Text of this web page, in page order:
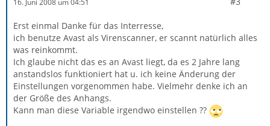
Erst einmal Danke für das Interresse,
ich benutze Avast als Virenscanner, er scannt natürlich alles
was reinkommt.
Ich glaube nicht das es an Avast liegt, da es 2 Jahre lang
anstandslos funktioniert hat u. ich keine Änderung der
Einstellungen vorgenommen habe. Vielmehr denke ich an
der Größe des Anhangs.
Kann man diese Variable irgendwo einstellen ??